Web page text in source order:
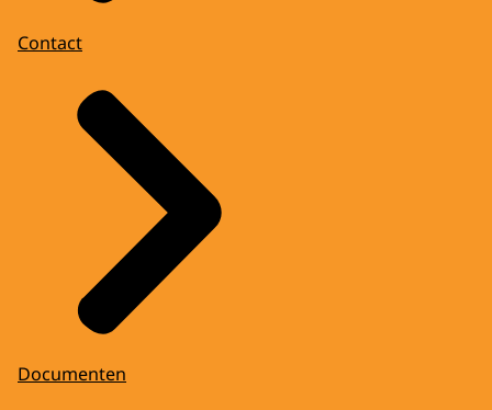
Contact
Documenten